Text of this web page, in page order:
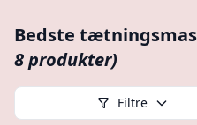
Bedste
8 produkter)
Filtre